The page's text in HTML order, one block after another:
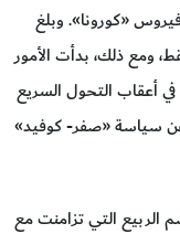
«كورونا». وبلغ
في الصين 3 في المئة فقط، ومع ذلك، بدأت الأمور
أعقاب التحول السريع
سياسة «صفر- كوفيد»
التي تزامنت مع